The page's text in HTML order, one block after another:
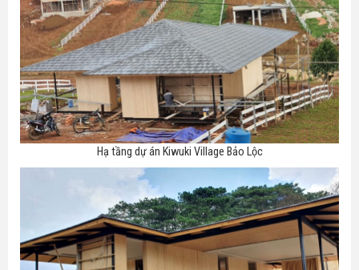
Hạ tầng dự án Kiwuki Village Bảo Lộc